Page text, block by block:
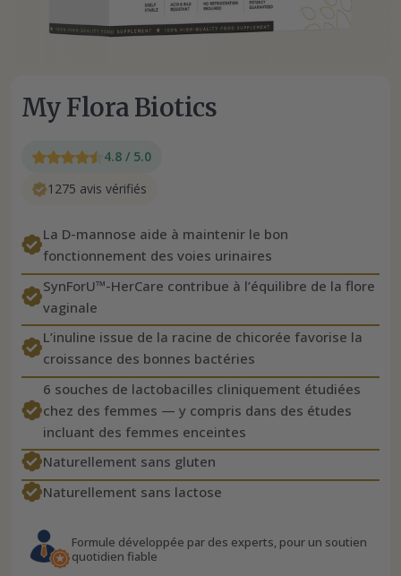
My Flora Biotics
4.8 / 5.0
1275 avis vérifiés
La D-mannose aide à maintenir le bon
fonctionnement des voies urinaires
SynForU™-HerCare contribue à l’équilibre de la flore
vaginale
L’inuline issue de la racine de chicorée favorise la
croissance des bonnes bactéries
6 souches de lactobacilles cliniquement étudiées
chez des femmes — y compris dans des études
incluant des femmes enceintes
Naturellement sans gluten
Naturellement sans lactose
Formule développée par des experts, pour un soutien
quotidien fiable